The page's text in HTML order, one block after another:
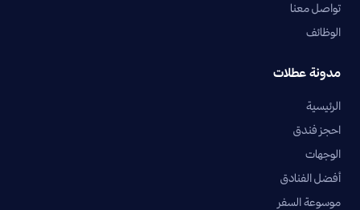
تواصل معنا
الوظائف
مدونة عطلات
الرئيسية
احجز فندق
الوجهات
أفضل الفنادق
موسوعة السفر